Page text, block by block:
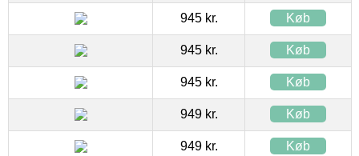
945 kr. Køb
945 kr. Køb
945 kr. Køb
949 kr. Køb
949 kr. Køb